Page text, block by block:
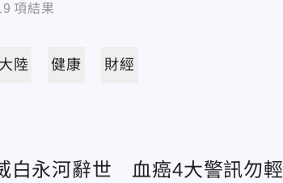
項結果
大陸 健康 財經
白永河辭世 血癌4大警訊勿